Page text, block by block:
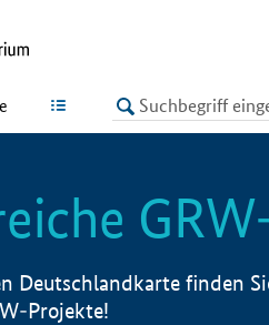
LISTE
Deutschlandkarte finden
Projekte!